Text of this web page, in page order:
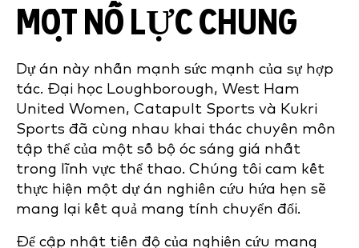
MỘT NỖ LỰC CHUNG
Dự án này nhấn mạnh sức mạnh của sự hợp
tác. Đại học Loughborough, West Ham
United Women, Catapult Sports và Kukri
Sports đã cùng nhau khai thác chuyên môn
tập thể của một số bộ óc sáng giá nhất
trong lĩnh vực thể thao. Chúng tôi cam kết
thực hiện một dự án nghiên cứu hứa hẹn sẽ
mang lại kết quả mang tính chuyển đổi.
Để cập nhật tiến độ của nghiên cứu mang